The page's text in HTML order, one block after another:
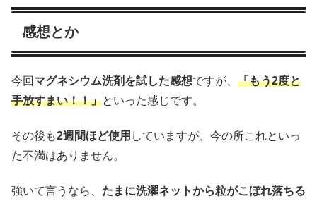
感想とか
今回 マグネシウム洗剤を試した感想ですが、 「もう2度と
手放すまい！！」といった感じです。
その後も2週間ほど使用 していますが、今の所これといっ
た不満はありません。
強いて言うなら、 たまに洗濯ネットから粒がこぼれ落ちる